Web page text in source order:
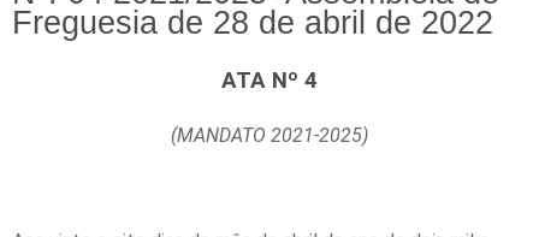
Freguesia de 28 de abril de 2022
ATA Nº 4
(MANDATO 2021-2025)